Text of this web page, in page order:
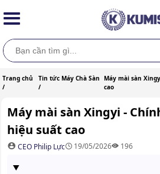
Trang chủ
/
Tin tức Máy Chà Sàn
/
Máy mài sàn
cao
Máy mài sàn Xingyi -
hiệu suất cao
CEO Philip Lực 19/05/2026 196